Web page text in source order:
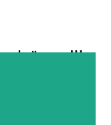
مطالب مرتبط ...